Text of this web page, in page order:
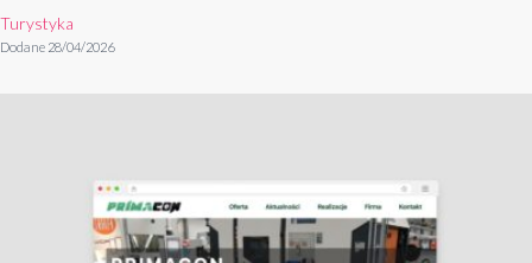
Turystyka
Dodane 28/04/2026